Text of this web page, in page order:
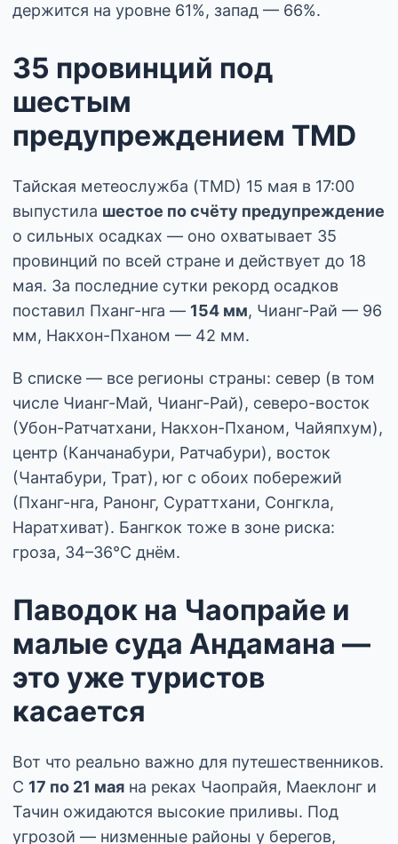
держится на уровне 61%, запад — 66%.
35 провинций под
шестым
предупреждением TMD
Тайская метеослужба (TMD) 15 мая в 17:00
выпустила шестое по счёту предупреждение
о сильных осадках — оно охватывает 35
провинций по всей стране и действует до 18
мая. За последние сутки рекорд осадков
поставил Пханг-нга — 154 мм, Чианг-Рай — 96
мм, Накхон-Пханом — 42 мм.
В списке — все регионы страны: север (в том
числе Чианг-Май, Чианг-Рай), северо-восток
(Убон-Ратчатхани, Накхон-Пханом, Чайяпхум),
центр (Канчанабури, Ратчабури), восток
(Чантабури, Трат), юг с обоих побережий
(Пханг-нга, Ранонг, Сураттхани, Сонгкла,
Наратхиват). Бангкок тоже в зоне риска:
гроза, 34–36°C днём.
Паводок на Чаопрайе и
малые суда Андамана —
это уже туристов
касается
Вот что реально важно для путешественников.
С 17 по 21 мая на реках Чаопрайя, Маеклонг и
Тачин ожидаются высокие приливы. Под
угрозой — низменные районы у берегов,